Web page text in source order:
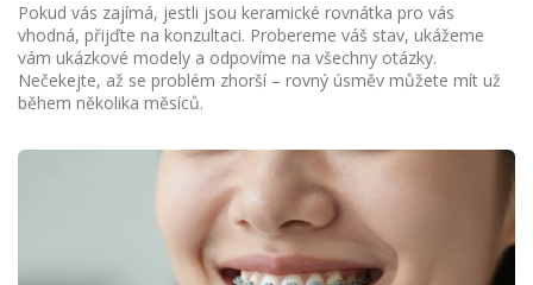
Pokud vás zajímá, jestli jsou keramické rovnátka pro vás
vhodná, přijďte na konzultaci. Probereme váš stav, ukážeme
vám ukázkové modely a odpovíme na všechny otázky.
Nečekejte, až se problém zhorší – rovný úsměv můžete mít už
během několika měsíců.